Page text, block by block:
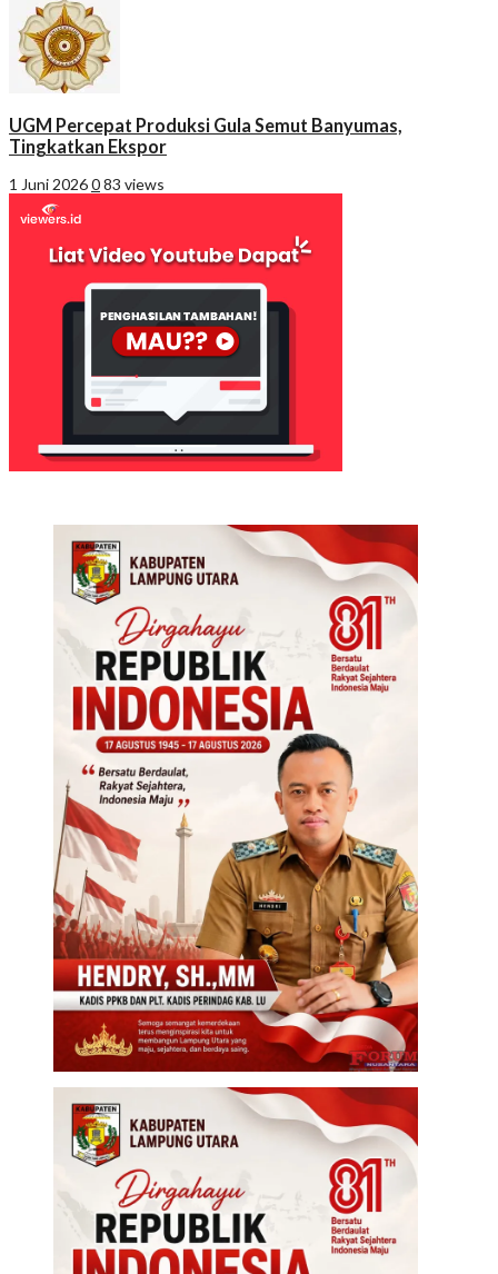
UGM Percepat Produksi Gula Semut Banyumas,
Tingkatkan Ekspor
1 Juni 2026083 views